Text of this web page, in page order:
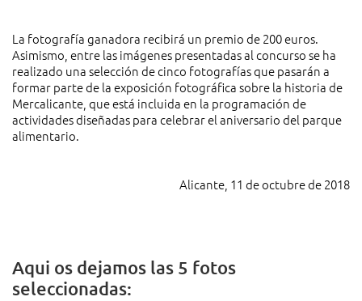
La fotografía ganadora recibirá un premio de 200 euros.
Asimismo, entre las imágenes presentadas al concurso se ha
realizado una selección de cinco fotografías que pasarán a
formar parte de la exposición fotográfica sobre la historia de
Mercalicante, que está incluida en la programación de
actividades diseñadas para celebrar el aniversario del parque
alimentario.
Alicante, 11 de octubre de 2018
Aqui os dejamos las 5 fotos
seleccionadas: